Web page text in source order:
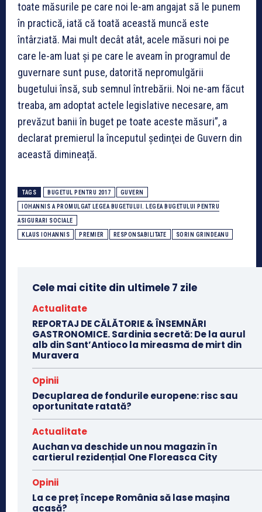
toate măsurile pe care noi le-am angajat să le punem
în practică, iată că toată această muncă este
întârziată. Mai mult decât atât, acele măsuri noi pe
care le-am luat şi pe care le aveam în programul de
guvernare sunt puse, datorită nepromulgării
bugetului însă, sub semnul întrebării. Noi ne-am făcut
treaba, am adoptat actele legislative necesare, am
prevăzut banii în buget pe toate aceste măsuri”, a
declarat premierul la începutul şedinţei de Guvern din
această dimineață.
TAGS BUGETUL PENTRU 2017 GUVERN
IOHANNIS A PROMULGAT LEGEA BUGETULUI. LEGEA BUGETULUI PENTRU
ASIGURARI SOCIALE
KLAUS IOHANNIS PREMIER RESPONSABILITATE SORIN GRINDEANU
Cele mai citite din ultimele 7 zile
Actualitate
REPORTAJ DE CĂLĂTORIE & ÎNSEMNĂRI
GASTRONOMICE. Sardinia secretă: De la aurul
alb din Sant’Antioco la mireasma de mirt din
Muravera
Opinii
Decuplarea de fondurile europene: risc sau
oportunitate ratată?
Actualitate
Auchan va deschide un nou magazin în
cartierul rezidențial One Floreasca City
Opinii
La ce preț începe România să lase mașina
acasă?